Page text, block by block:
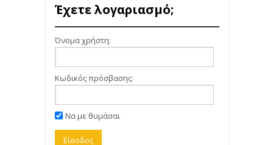
Έχετε λογαριασμό;
Όνομα χρήστη:
Κωδικός πρόσβασης:
Να με θυμάσαι